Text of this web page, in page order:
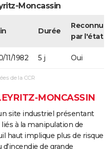
Moncassin
Durée
Reconnue
par l'état
11/1982 5 j Oui
de la CCR
MONCASSIN
site industriel présentant
à la manipulation de
haut implique plus de risque
d'incendie de grande